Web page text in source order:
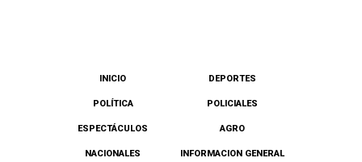
INICIO DEPORTES
POLÍTICA POLICIALES
ESPECTÁCULOS AGRO
NACIONALES INFORMACION GENERAL